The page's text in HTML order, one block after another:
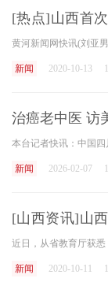
[热点]山西首
告》
新闻 2020-10-13
治癌老中医 访
新闻 2026-02-07
[山西资讯]山
学院
新闻 2020-10-11